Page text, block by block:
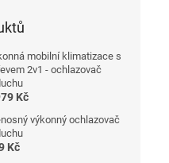
mobilní klimatizace s
2v1 - ochlazovač
Kč
výkonný ochlazovač
Kč